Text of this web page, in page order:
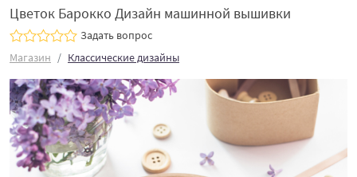
Цветок Барокко Дизайн машинной вышивки
Задать вопрос
Магазин
Классические дизайны